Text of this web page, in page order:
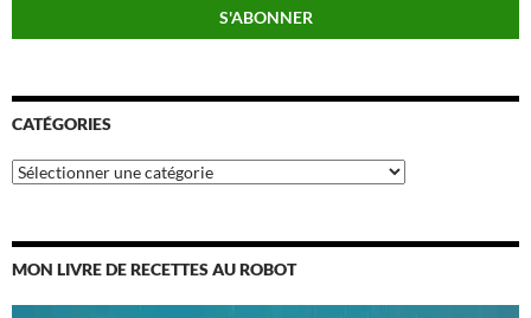
CATÉGORIES
Catégories
MON LIVRE DE RECETTES AU ROBOT